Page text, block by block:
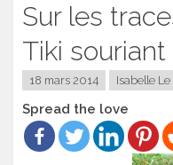
Sur les
Tiki souriant
18 mars 2014 Isabelle
Spread the love